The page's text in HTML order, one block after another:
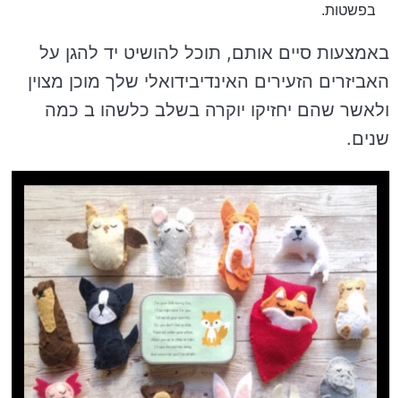
בפשטות.
באמצעות סיים אותם, תוכל להושיט יד להגן על
האביזרים הזעירים האינדיבידואלי שלך מוכן מצוין
ולאשר שהם יחזיקו יוקרה בשלב כלשהו ב כמה
שנים.